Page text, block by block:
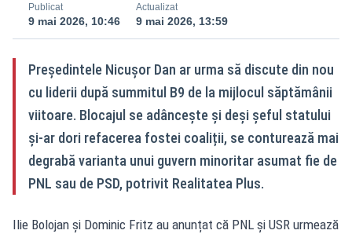
Publicat
9 mai 2026, 10:46
Actualizat
9 mai 2026, 13:59
Președintele Nicușor Dan ar urma să discute din nou
cu liderii după summitul B9 de la mijlocul săptămânii
viitoare. Blocajul se adâncește și deși șeful statului
și-ar dori refacerea fostei coaliții, se conturează mai
degrabă varianta unui guvern minoritar asumat fie de
PNL sau de PSD, potrivit Realitatea Plus.
Ilie Bolojan și Dominic Fritz au anunțat că PNL și USR urmează